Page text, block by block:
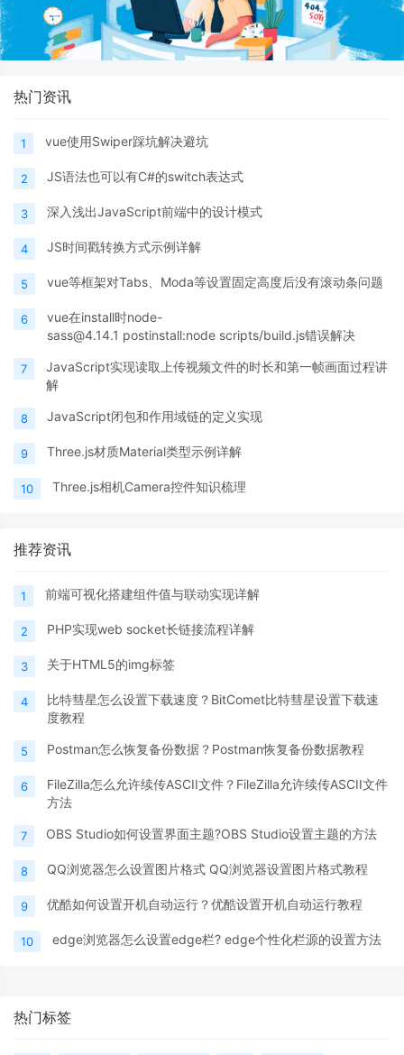
热门资讯
1 vue使用Swiper踩坑解决避坑
2 JS语法也可以有C#的switch表达式
3 深入浅出JavaScript前端中的设计模式
4 JS时间戳转换方式示例详解
5 vue等框架对Tabs、Moda等设置固定高度后没有滚动条问题
6
vue在install时node-
sass@4.14.1 postinstall:node scripts/build.js错误解决
7
JavaScript实现读取上传视频文件的时长和第一帧画面过程讲
解
8 JavaScript闭包和作用域链的定义实现
9 Three.js材质Material类型示例详解
10 Three.js相机Camera控件知识梳理
推荐资讯
1 前端可视化搭建组件值与联动实现详解
2 PHP实现web socket长链接流程详解
3 关于HTML5的img标签
4
比特彗星怎么设置下载速度？BitComet比特彗星设置下载速
度教程
5 Postman怎么恢复备份数据？Postman恢复备份数据教程
6
FileZilla怎么允许续传ASCII文件？FileZilla允许续传ASCII文件
方法
7 OBS Studio如何设置界面主题?OBS Studio设置主题的方法
8 QQ浏览器怎么设置图片格式 QQ浏览器设置图片格式教程
9 优酷如何设置开机自动运行？优酷设置开机自动运行教程
10 edge浏览器怎么设置edge栏? edge个性化栏源的设置方法
热门标签